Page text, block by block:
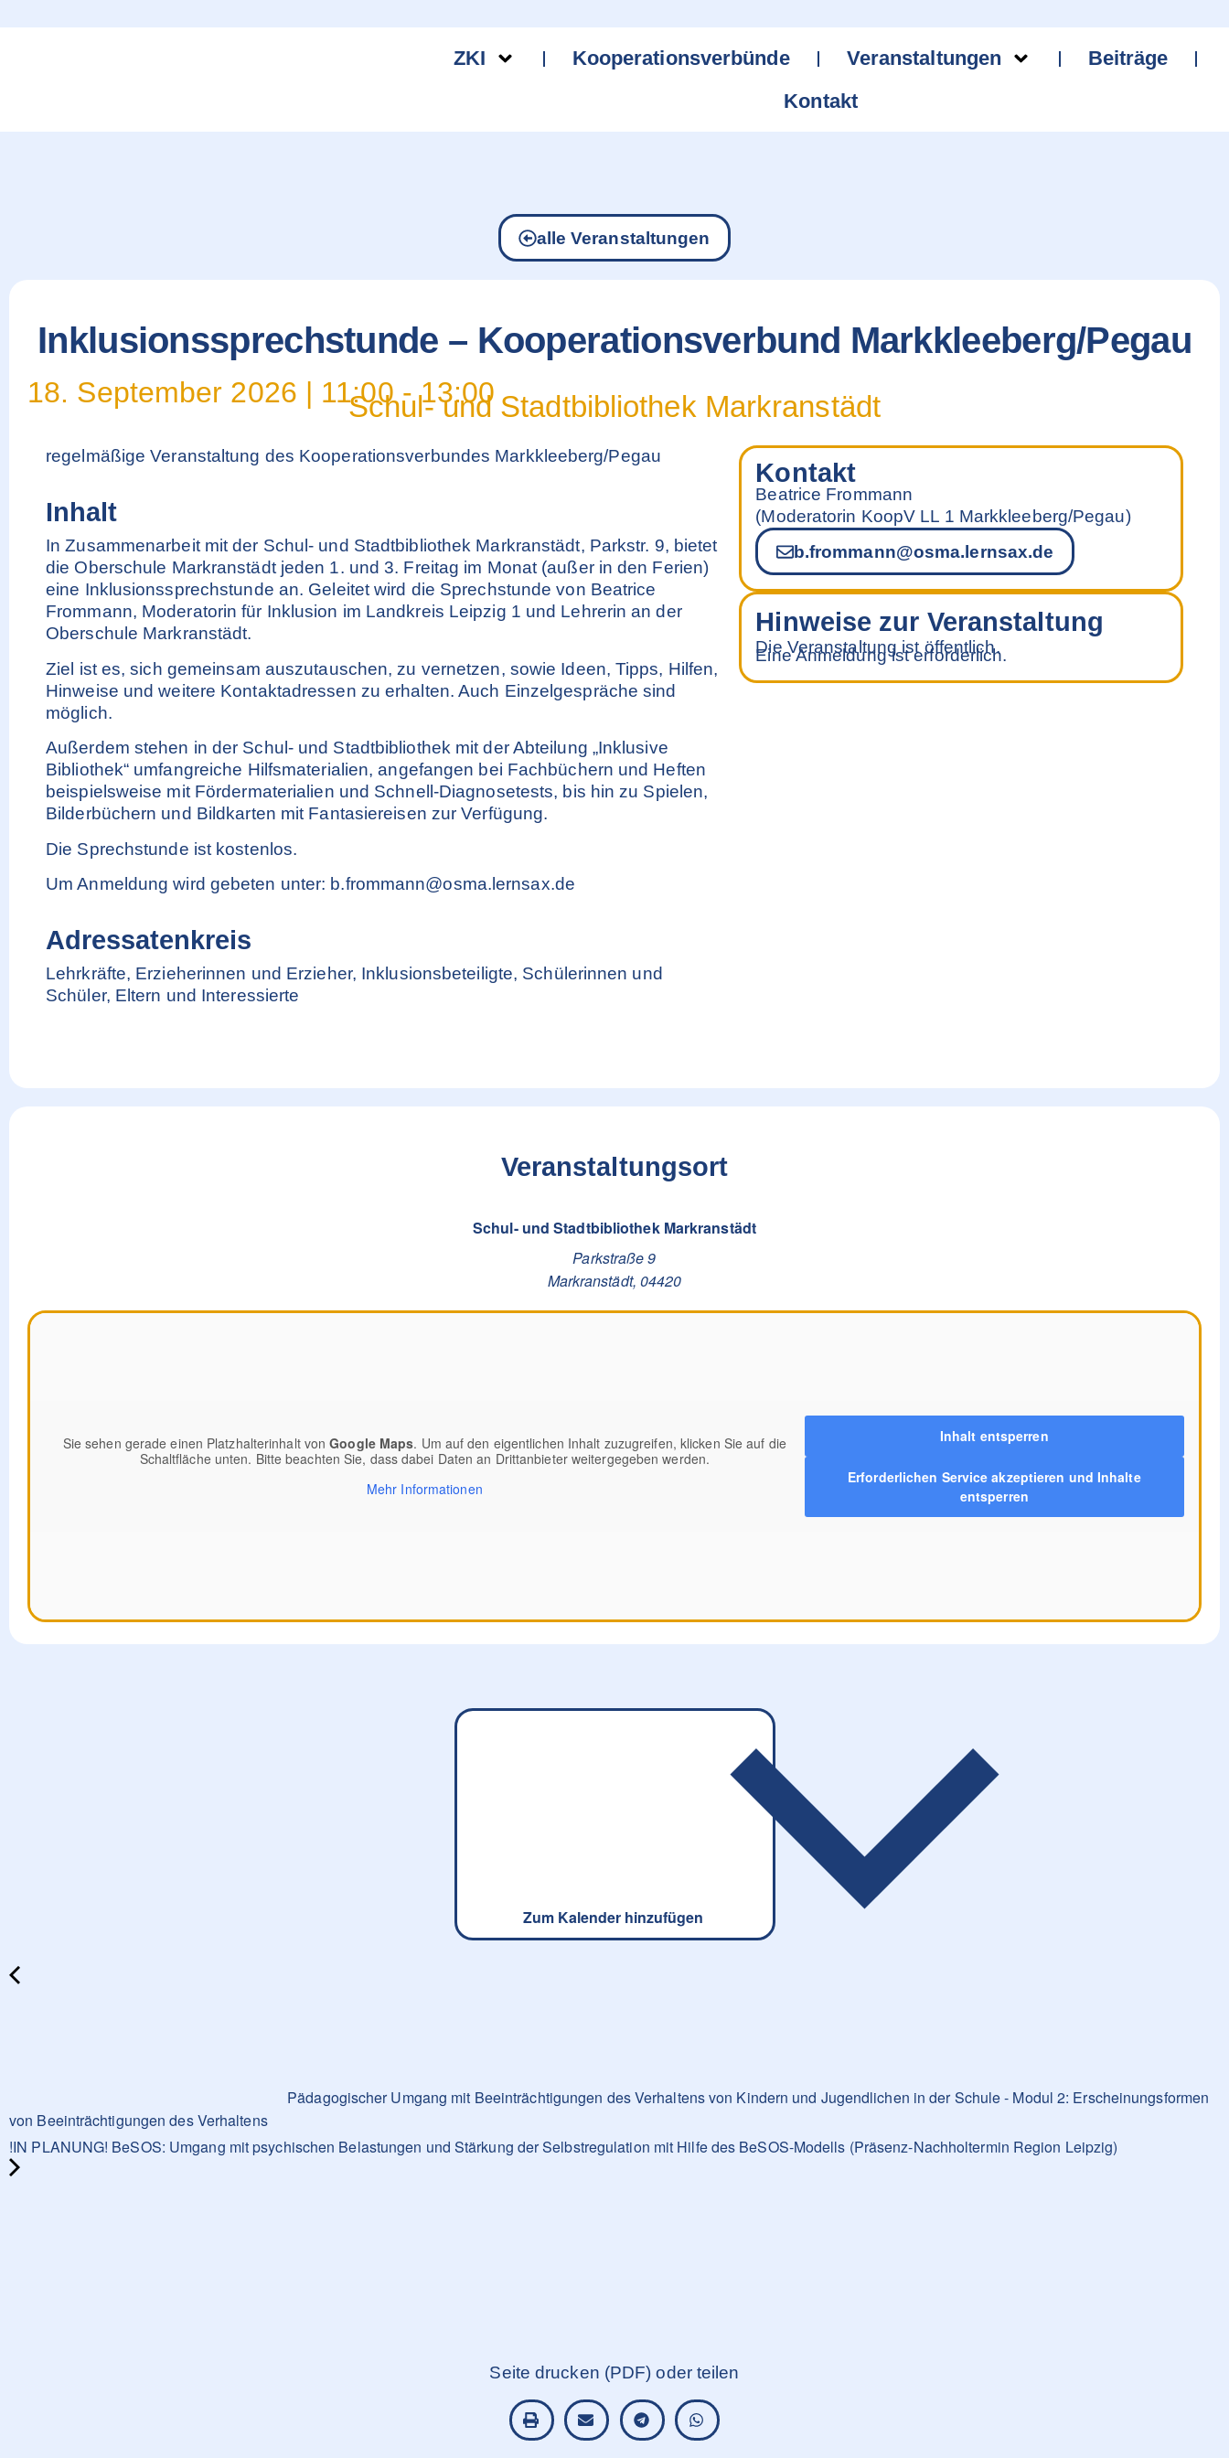
ZKI Kooperationsverbünde Veranstaltungen
Beiträge
Kontakt
alle Veranstaltungen
Inklusionssprechstunde – Kooperationsverbund Markkleeberg/Pegau
18. September 2026 | 11:00 -13:00
Schul- und Stadtbibliothek Markranstädt
regelmäßige Veranstaltung des Kooperationsverbundes Markkleeberg/Pegau
Inhalt
In Zusammenarbeit mit der Schul- und Stadtbibliothek Markranstädt, Parkstr. 9, bietet
die Oberschule Markranstädt jeden 1. und 3. Freitag im Monat (außer in den Ferien)
eine Inklusionssprechstunde an. Geleitet wird die Sprechstunde von Beatrice
Frommann, Moderatorin für Inklusion im Landkreis Leipzig 1 und Lehrerin an der
Oberschule Markranstädt.
Ziel ist es, sich gemeinsam auszutauschen, zu vernetzen, sowie Ideen, Tipps, Hilfen,
Hinweise und weitere Kontaktadressen zu erhalten. Auch Einzelgespräche sind
möglich.
Außerdem stehen in der Schul- und Stadtbibliothek mit der Abteilung „Inklusive
Bibliothek“ umfangreiche Hilfsmaterialien, angefangen bei Fachbüchern und Heften
beispielsweise mit Fördermaterialien und Schnell-Diagnosetests, bis hin zu Spielen,
Bilderbüchern und Bildkarten mit Fantasiereisen zur Verfügung.
Die Sprechstunde ist kostenlos.
Um Anmeldung wird gebeten unter: b.frommann@osma.lernsax.de
Adressatenkreis
Lehrkräfte, Erzieherinnen und Erzieher, Inklusionsbeteiligte, Schülerinnen und
Schüler, Eltern und Interessierte
Kontakt
Beatrice Frommann
(Moderatorin KoopV LL 1 Markkleeberg/Pegau)
b.frommann@osma.lernsax.de
Hinweise zur Veranstaltung
Die Veranstaltung ist öffentlich.
Eine Anmeldung ist erforderlich.
Veranstaltungsort
Schul- und Stadtbibliothek Markranstädt
Parkstraße 9
Markranstädt, 04420
Sie sehen gerade einen Platzhalterinhalt vonGoogle Maps. Um auf den eigentlichen Inhalt zuzugreifen, klicken Sie auf die
Schaltfläche unten. Bitte beachten Sie, dass dabei Daten an Drittanbieter weitergegeben werden.
Mehr Informationen
Inhalt entsperren
Erforderlichen Service akzeptieren und Inhalte
entsperren
Zum Kalender hinzufügen
Pädagogischer Umgang mit Beeinträchtigungen des Verhaltens von Kindern und Jugendlichen in der Schule - Modul 2: Erscheinungsformen
von Beeinträchtigungen des Verhaltens
!IN PLANUNG! BeSOS: Umgang mit psychischen Belastungen und Stärkung der Selbstregulation mit Hilfe des BeSOS-Modells (Präsenz-Nachholtermin Region Leipzig)
Seite drucken (PDF) oder teilen